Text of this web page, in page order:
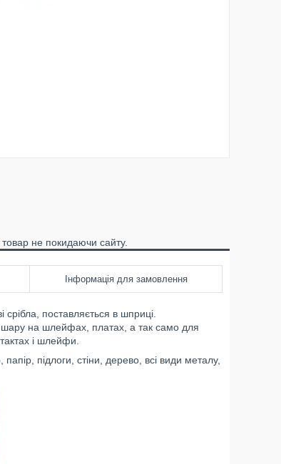
не покидаючи сайту.
Інформація для замовлення
срібла, поставляється в шприці.
шару на шлейфах, платах, а так само для
і шлейфи.
підлоги, стіни, дерево, всі види металу,